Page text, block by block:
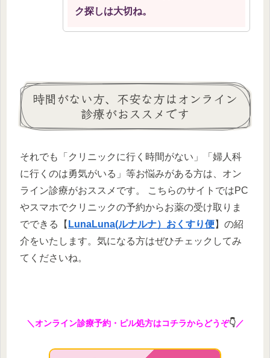
ク探しは大切ね。
時間がない方、不安な方はオンライン
診療がおススメです
それでも「クリニックに行く時間がない」「婦人科
に行くのは勇気がいる」等お悩みがある方は、オン
ライン診療がおススメです。 こちらのサイトではPC
やスマホでクリニックの予約からお薬の受け取りま
でできる【 LunaLuna(ルナルナ）おくすり便】の紹
介をいたします。気になる方はぜひチェックしてみ
てくださいね。
＼オンライン診療予約・ピル処方はコチラからどうぞ👇／